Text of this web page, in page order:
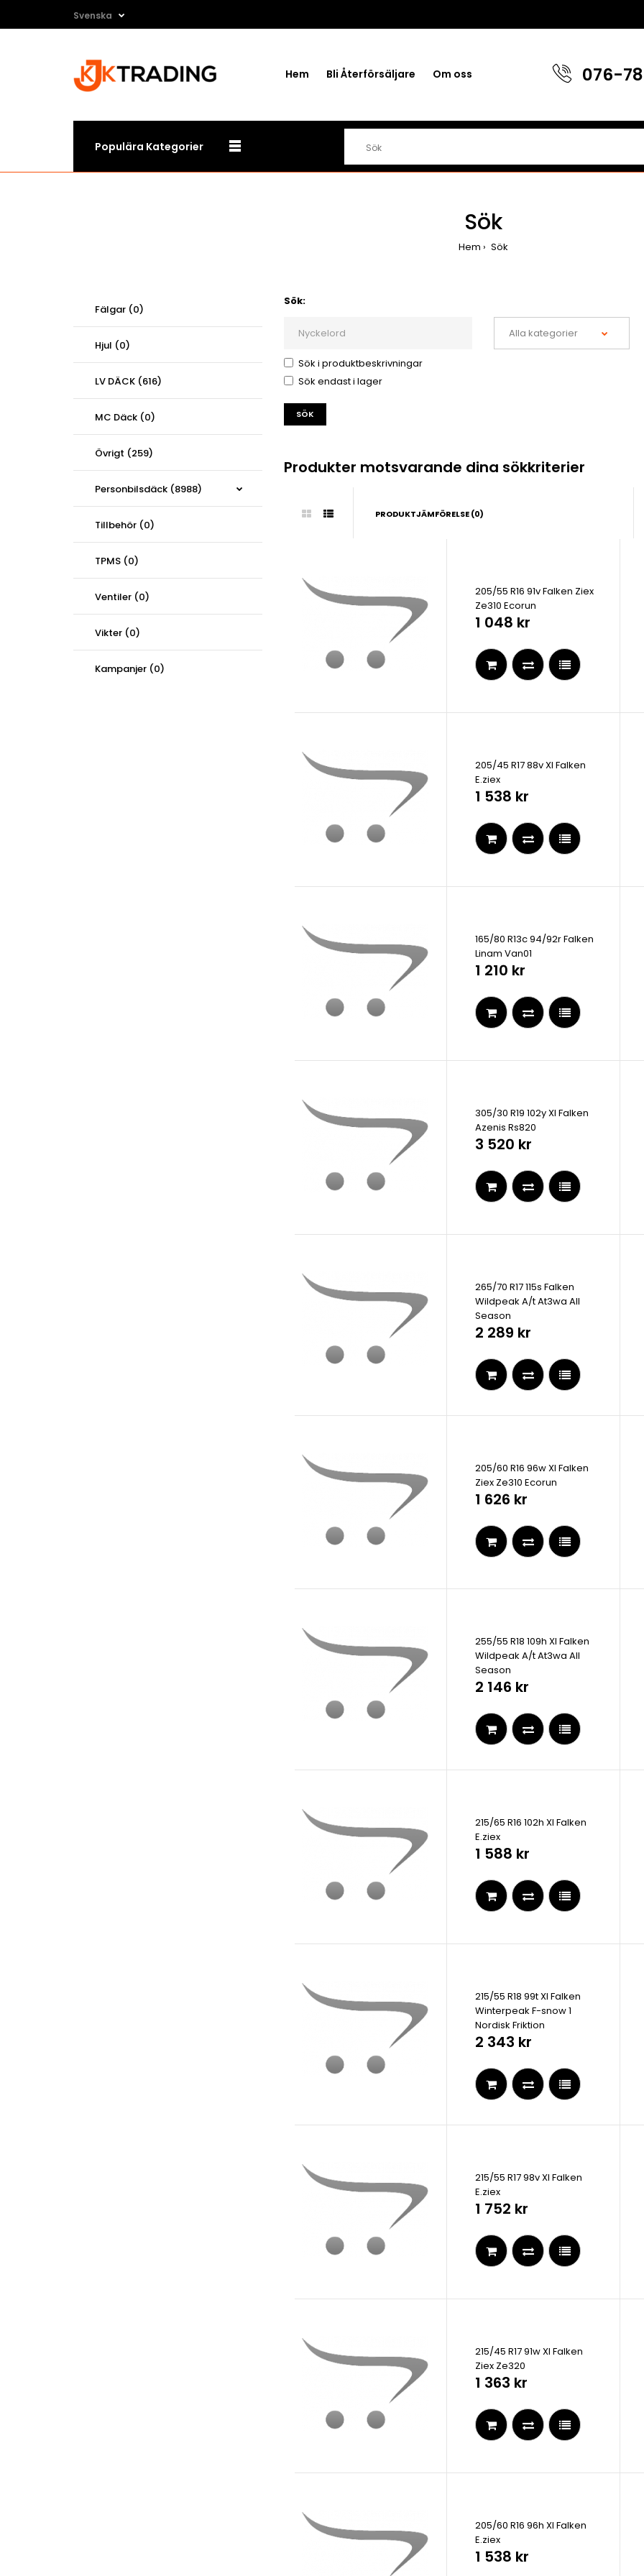
Svenska
Hem Bli Återförsäljare Om oss 076-
Populära Kategorier
Sök
Hem Sök
Fälgar (0)
Hjul (0)
LV DÄCK (616)
MC Däck (0)
Övrigt (259)
Personbilsdäck (8988)
Tillbehör (0)
TPMS (0)
Ventiler (0)
Vikter (0)
Kampanjer (0)
Sök:
Sök i produktbeskrivningar
Sök endast i lager
Produkter motsvarande dina sökkriterier
PRODUKTJÄMFÖRELSE (0)
205/55 R16 91v Falken Ziex
Ze310 Ecorun
1 048 kr
205/45 R17 88v Xl Falken
E.ziex
1 538 kr
165/80 R13c 94/92r Falken
Linam Van01
1 210 kr
305/30 R19 102y Xl Falken
Azenis Rs820
3 520 kr
265/70 R17 115s Falken
Wildpeak A/t At3wa All
Season
2 289 kr
205/60 R16 96w Xl Falken
Ziex Ze310 Ecorun
1 626 kr
255/55 R18 109h Xl Falken
Wildpeak A/t At3wa All
Season
2 146 kr
215/65 R16 102h Xl Falken
E.ziex
1 588 kr
215/55 R18 99t Xl Falken
Winterpeak F-snow 1
Nordisk Friktion
2 343 kr
215/55 R17 98v Xl Falken
E.ziex
1 752 kr
215/45 R17 91w Xl Falken
Ziex Ze320
1 363 kr
205/60 R16 96h Xl Falken
E.ziex
1 538 kr